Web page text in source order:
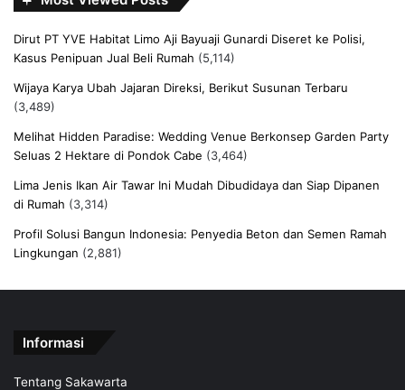
Dirut PT YVE Habitat Limo Aji Bayuaji Gunardi Diseret ke Polisi,
Kasus Penipuan Jual Beli Rumah (5,114)
Wijaya Karya Ubah Jajaran Direksi, Berikut Susunan Terbaru
(3,489)
Melihat Hidden Paradise: Wedding Venue Berkonsep Garden Party
Seluas 2 Hektare di Pondok Cabe (3,464)
Lima Jenis Ikan Air Tawar Ini Mudah Dibudidaya dan Siap Dipanen
di Rumah (3,314)
Profil Solusi Bangun Indonesia: Penyedia Beton dan Semen Ramah
Lingkungan (2,881)
Informasi
Tentang Sakawarta